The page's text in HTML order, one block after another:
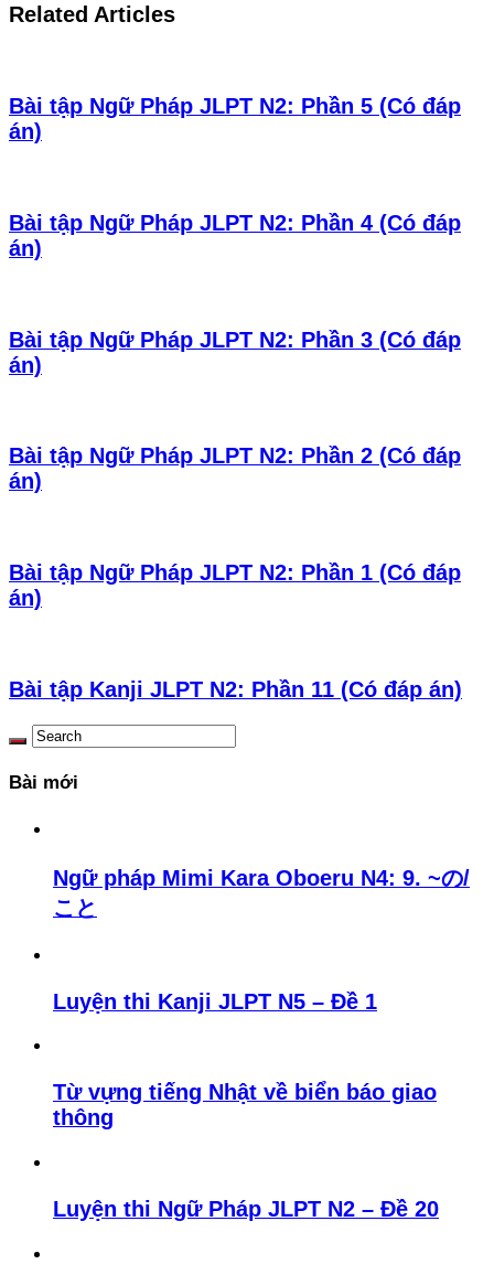
Related Articles
Bài tập Ngữ Pháp JLPT N2: Phần 5 (Có đáp
án)
Bài tập Ngữ Pháp JLPT N2: Phần 4 (Có đáp
án)
Bài tập Ngữ Pháp JLPT N2: Phần 3 (Có đáp
án)
Bài tập Ngữ Pháp JLPT N2: Phần 2 (Có đáp
án)
Bài tập Ngữ Pháp JLPT N2: Phần 1 (Có đáp
án)
Bài tập Kanji JLPT N2: Phần 11 (Có đáp án)
Bài mới
Ngữ pháp Mimi Kara Oboeru N4: 9. ~の/
こと
Luyện thi Kanji JLPT N5 – Đề 1
Từ vựng tiếng Nhật về biển báo giao
thông
Luyện thi Ngữ Pháp JLPT N2 – Đề 20